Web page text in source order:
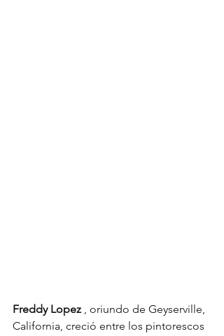
Freddy Lopez , oriundo de Geyserville,
California, creció entre los pintorescos